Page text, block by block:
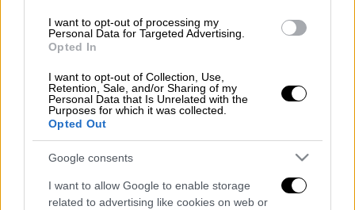
I want to opt-out of processing my
Personal Data for Targeted Advertising.
Opted In
I want to opt-out of Collection, Use,
Retention, Sale, and/or Sharing of my
Personal Data that Is Unrelated with the
Purposes for which it was collected.
Opted Out
Google consents
I want to allow Google to enable storage
related to advertising like cookies on web or
ΔΙΑΒΑΣΤΕ ΕΠΙΣΗΣ
Ελλάδα|27.04.2025 13:59
Το πρόσωπο που έχει μπει στο
στόχαστρο των Αρχών για την
εκτέλεση του Μοσχούρη στο